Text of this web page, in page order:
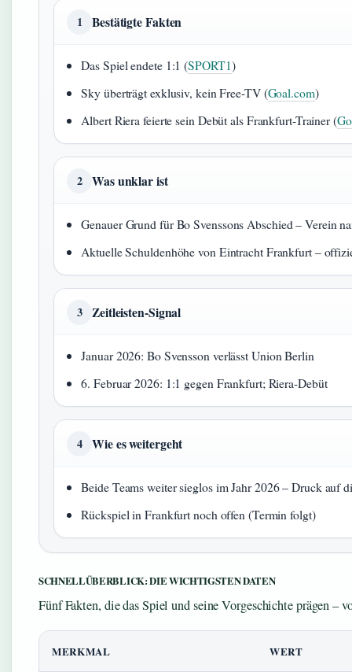
1 Bestätigte Fakten
Das Spiel endete 1:1 (SPORT1)
Sky überträgt exklusiv, kein Free-TV (Goal.com)
Albert Riera feierte sein Debüt als Frankfurt-Trainer (
2 Was unklar ist
Genauer Grund für Bo Svenssons Abschied – Verein
Aktuelle Schuldenhöhe von Eintracht Frankfurt –
3 Zeitleisten-Signal
Januar 2026: Bo Svensson verlässt Union Berlin
6. Februar 2026: 1:1 gegen Frankfurt; Riera-Debüt
4 Wie es weitergeht
Beide Teams weiter sieglos im Jahr 2026 – Druck auf
Rückspiel in Frankfurt noch offen (Termin folgt)
SCHNELLÜBERBLICK: DIE WICHTIGSTEN DATEN
Fünf Fakten, die das Spiel und seine Vorgeschichte prägen –
MERKMAL WERT